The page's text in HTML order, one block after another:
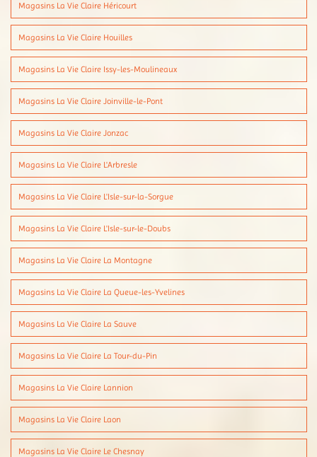
Magasins La Vie Claire Héricourt
Magasins La Vie Claire Houilles
Magasins La Vie Claire Issy-les-Moulineaux
Magasins La Vie Claire Joinville-le-Pont
Magasins La Vie Claire Jonzac
Magasins La Vie Claire L'Arbresle
Magasins La Vie Claire L'Isle-sur-la-Sorgue
Magasins La Vie Claire L'Isle-sur-le-Doubs
Magasins La Vie Claire La Montagne
Magasins La Vie Claire La Queue-les-Yvelines
Magasins La Vie Claire La Sauve
Magasins La Vie Claire La Tour-du-Pin
Magasins La Vie Claire Lannion
Magasins La Vie Claire Laon
Magasins La Vie Claire Le Chesnay